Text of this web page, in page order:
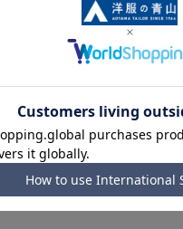
され家庭洗濯可能、
から付属まですべ
ます。